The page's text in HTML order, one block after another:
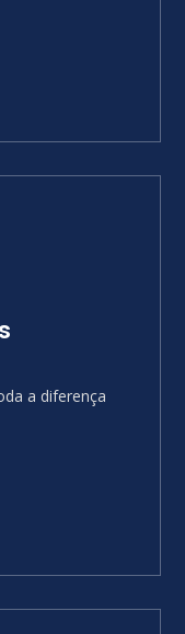
a diferença